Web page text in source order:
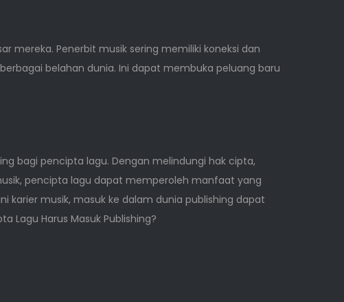
mereka. Penerbit musik sering memiliki koneksi dan
belahan dunia. Ini dapat membuka peluang baru
bagi pencipta lagu. Dengan melindungi hak cipta,
pencipta lagu dapat memperoleh manfaat yang
karier musik, masuk ke dalam dunia publishing dapat
Lagu Harus Masuk Publishing?